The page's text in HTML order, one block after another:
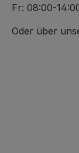
Fr: 08:00-
Oder über